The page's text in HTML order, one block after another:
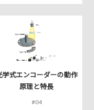
学式エンコーダーの動作
原理と特長
#04